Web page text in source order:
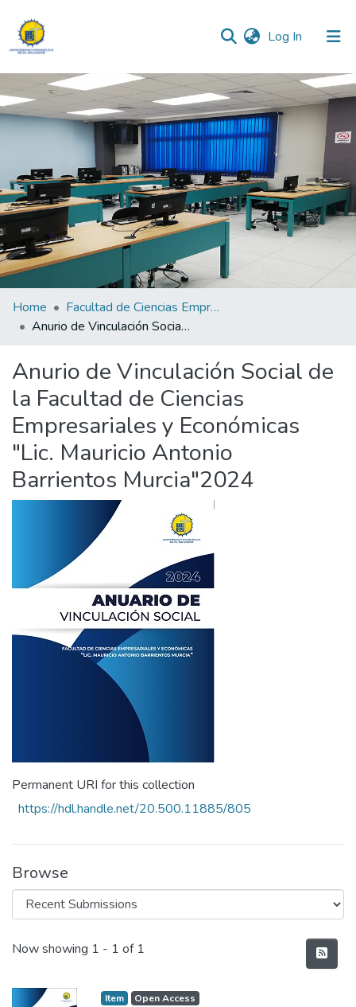
Log In (current)
Communities & Collections
All of DSpace
Home
Facultad de Ciencias Empresariales
Anurio de Vinculación Social de la Facultad de Ciencias Empresariales y Económicas "Lic. Mauricio Antonio Barrientos Murcia"2024
Anurio de Vinculación Social de
la Facultad de Ciencias
Empresariales y Económicas
"Lic. Mauricio Antonio
Barrientos Murcia"2024
Permanent URI for this collection
https://hdl.handle.net/20.500.11885/805
Browse
Recent Submissions
Now showing 1 - 1 of 1
Item Open Access